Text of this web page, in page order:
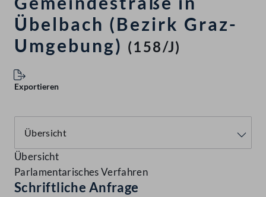
Übelbach (Bezirk Graz-
Umgebung) (158/J)
Exportieren
Übersicht
Parlamentarisches Verfahren
Schriftliche Anfrage